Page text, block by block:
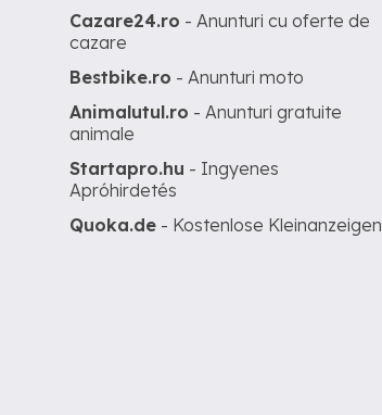
Cazare24.ro - Anunturi cu oferte de
cazare
Bestbike.ro - Anunturi moto
Animalutul.ro - Anunturi gratuite
animale
Startapro.hu - Ingyenes
Apróhirdetés
Quoka.de - Kostenlose Kleinanzeigen